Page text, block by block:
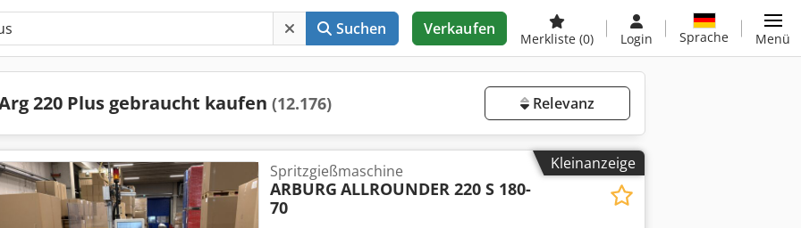
Suchen Verkaufen
Merkliste (0) Login Sprache Menü
220 Plus gebraucht kaufen (12.176) Relevanz
Kleinanzeige
Spritzgießmaschine
ARBURG ALLROUNDER 220 S 180-
70